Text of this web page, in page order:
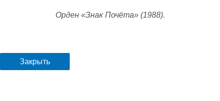
Орден «Знак Почёта» (1988).
Закрыть